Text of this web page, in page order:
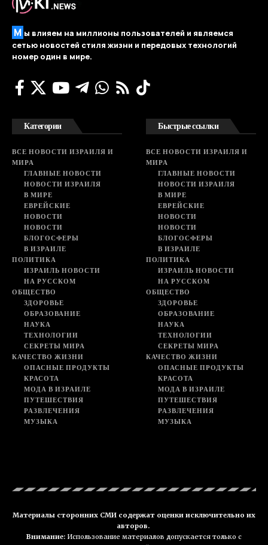
М ы влияем на миллионы пользователей и являемся
сетью новостей стиля жизни и передовых технологий
номер один в мире.
Категории
ВСЕ НОВОСТИ ИЗРАИЛЯ И
МИРА
ГЛАВНЫЕ НОВОСТИ
НОВОСТИ ИЗРАИЛЯ
В МИРЕ
ЕВРЕЙСКИЕ
НОВОСТИ
НОВОСТИ
БЛОГОСФЕРЫ
В ИЗРАИЛЕ
ПОЛИТИКА
ИЗРАИЛЬ НОВОСТИ
НА РУССКОМ
ОБЩЕСТВО
ЗДОРОВЬЕ
ОБРАЗОВАНИЕ
НАУКА
ТЕХНОЛОГИИ
СЕКРЕТЫ МИРА
КАЧЕСТВО ЖИЗНИ
ОПАСНЫЕ ПРОДУКТЫ
КРАСОТА
МОДА В ИЗРАИЛЕ
ПУТЕШЕСТВИЯ
РАЗВЛЕЧЕНИЯ
МУЗЫКА
Быстрые ссылки
ВСЕ НОВОСТИ ИЗРАИЛЯ И
МИРА
ГЛАВНЫЕ НОВОСТИ
НОВОСТИ ИЗРАИЛЯ
В МИРЕ
ЕВРЕЙСКИЕ
НОВОСТИ
НОВОСТИ
БЛОГОСФЕРЫ
В ИЗРАИЛЕ
ПОЛИТИКА
ИЗРАИЛЬ НОВОСТИ
НА РУССКОМ
ОБЩЕСТВО
ЗДОРОВЬЕ
ОБРАЗОВАНИЕ
НАУКА
ТЕХНОЛОГИИ
СЕКРЕТЫ МИРА
КАЧЕСТВО ЖИЗНИ
ОПАСНЫЕ ПРОДУКТЫ
КРАСОТА
МОДА В ИЗРАИЛЕ
ПУТЕШЕСТВИЯ
РАЗВЛЕЧЕНИЯ
МУЗЫКА
Материалы сторонних СМИ содержат оценки исключительно их
авторов.
Внимание: Использование материалов допускается только с